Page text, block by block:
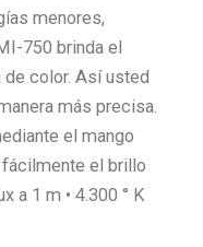
menores,
750 brinda el
color. Así usted
más precisa.
el mango
el brillo
a 1 m • 4.300 ° K